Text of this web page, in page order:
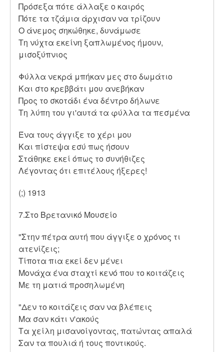
Πρόσεξα πότε άλλαξε ο καιρός
Πότε τα τζάμια άρχισαν να τρίζουν
Ο άνεμος σηκώθηκε, δυνάμωσε
Τη νύχτα εκείνη ξαπλωμένος ήμουν,
μισοξύπνιος
Φύλλα νεκρά μπήκαν μες στο δωμάτιο
Και στο κρεββάτι μου ανεβήκαν
Προς το σκοτάδι ένα δέντρο δήλωνε
Τη λύπη του γι'αυτά τα φύλλα τα πεσμένα
Ένα τους άγγιξε το χέρι μου
Και πίστεψα εσύ πως ήσουν
Στάθηκε εκεί όπως το συνήθιζες
Λέγοντας ότι επιτέλους ήξερες!
(;) 1913
7.Στο Βρετανικό Μουσείο
"Στην πέτρα αυτή που άγγιξε ο χρόνος τι
ατενίζεις;
Τίποτα πια εκεί δεν μένει
Μονάχα ένα σταχτί κενό που το κοιτάζεις
Με τη ματιά προσηλωμένη
"Δεν το κοιτάζεις σαν να βλέπεις
Μα σαν κάτι ν'ακούς
Τα χείλη μισανοίγοντας, πατώντας απαλά
Σαν τα πουλιά ή τους ποντικούς.